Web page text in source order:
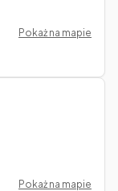
Pokaż na mapie
Pokaż na mapie